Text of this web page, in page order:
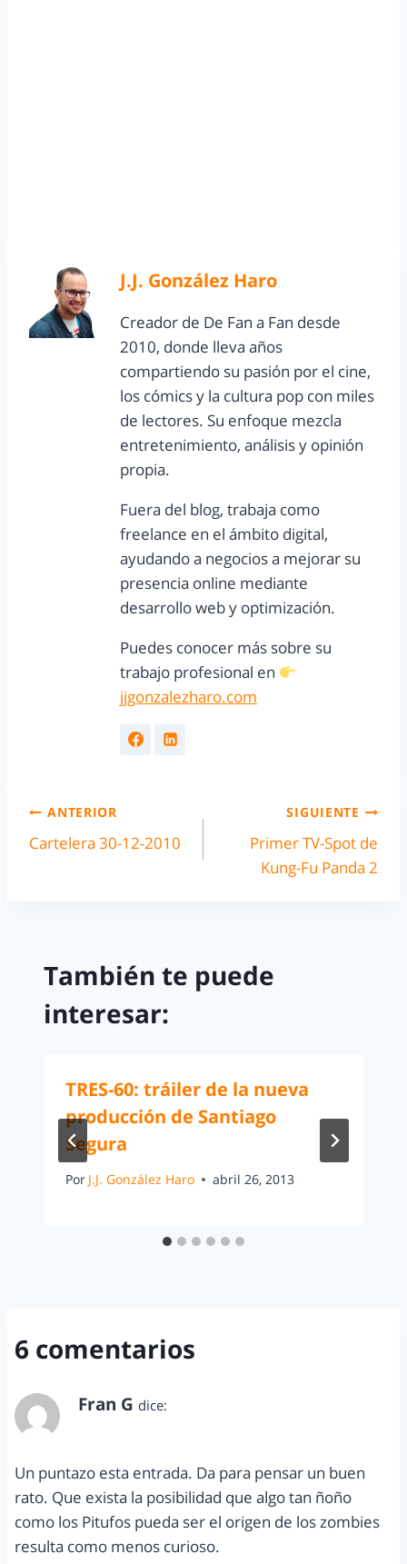
J.J. González Haro
Creador de De Fan a Fan desde
2010, donde lleva años
compartiendo su pasión por el cine,
los cómics y la cultura pop con miles
de lectores. Su enfoque mezcla
entretenimiento, análisis y opinión
propia.
Fuera del blog, trabaja como
freelance en el ámbito digital,
ayudando a negocios a mejorar su
presencia online mediante
desarrollo web y optimización.
Puedes conocer más sobre su
trabajo profesional en
jjgonzalezharo.com
ANTERIOR
Cartelera 30-12-2010
SIGUIENTE
Primer TV-Spot de
Kung-Fu Panda 2
También te puede
interesar:
TRES-60: tráiler de la nueva
producción de Santiago
Segura
Por J.J. González Haro abril 26, 2013
6 comentarios
Fran G dice:
Un puntazo esta entrada. Da para pensar un buen
rato. Que exista la posibilidad que algo tan ñoño
como los Pitufos pueda ser el origen de los zombies
resulta como menos curioso.